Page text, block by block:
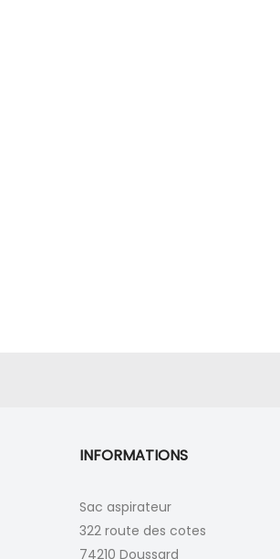
INFORMATIONS
Sac aspirateur
322 route des cotes
74210 Doussard